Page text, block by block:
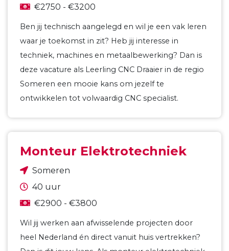
€2750 - €3200
Ben jij technisch aangelegd en wil je een vak leren
waar je toekomst in zit? Heb jij interesse in
techniek, machines en metaalbewerking? Dan is
deze vacature als Leerling CNC Draaier in de regio
Someren een mooie kans om jezelf te
ontwikkelen tot volwaardig CNC specialist.
Monteur Elektrotechniek
Someren
40 uur
€2900 - €3800
Wil jij werken aan afwisselende projecten door
heel Nederland én direct vanuit huis vertrekken?